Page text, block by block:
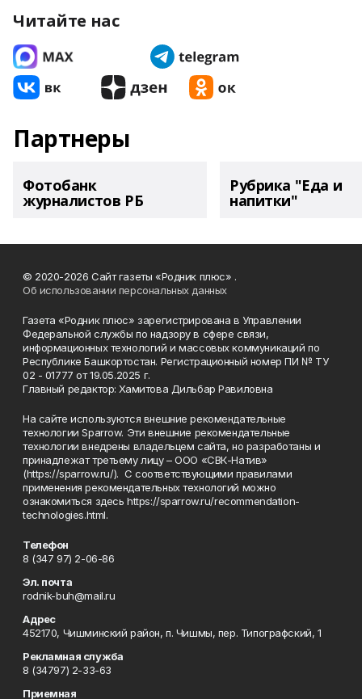
Читайте нас
Партнеры
Фотобанк
журналистов РБ
Рубрика "Еда и
напитки"
© 2020-2026 Сайт газеты «Родник плюс» .
Об использовании персональных данных
Газета «Родник плюс» зарегистрирована в Управлении
Федеральной службы по надзору в сфере связи,
информационных технологий и массовых коммуникаций по
Республике Башкортостан. Регистрационный номер ПИ № ТУ
02 - 01777 от 19.05.2025 г.
Главный редактор: Хамитова Дильбар Равиловна
На сайте используются внешние рекомендательные
технологии Sparrow. Эти внешние рекомендательные
технологии внедрены владельцем сайта, но разработаны и
принадлежат третьему лицу – ООО «СВК-Натив»
(https://sparrow.ru/). С соответствующими правилами
применения рекомендательных технологий можно
ознакомиться здесь https://sparrow.ru/recommendation-
technologies.html.
Телефон
8 (347 97) 2-06-86
Эл. почта
rodnik-buh@mail.ru
Адрес
452170, Чишминский район, п. Чишмы, пер. Типографский, 1
Рекламная служба
8 (34797) 2-33-63
Приемная